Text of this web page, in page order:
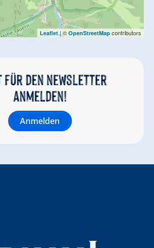
Leaflet| © OpenStreetMap contributors
den newsletter
anmelden!
Anmelden